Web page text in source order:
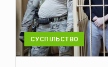
СУСПІЛЬСТВО